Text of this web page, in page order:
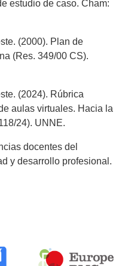
estudio de caso. Cham:
(2000). Plan de
(Res. 349/00 CS).
(2024). Rúbrica
aulas virtuales. Hacia la
24). UNNE.
docentes del
y desarrollo profesional.